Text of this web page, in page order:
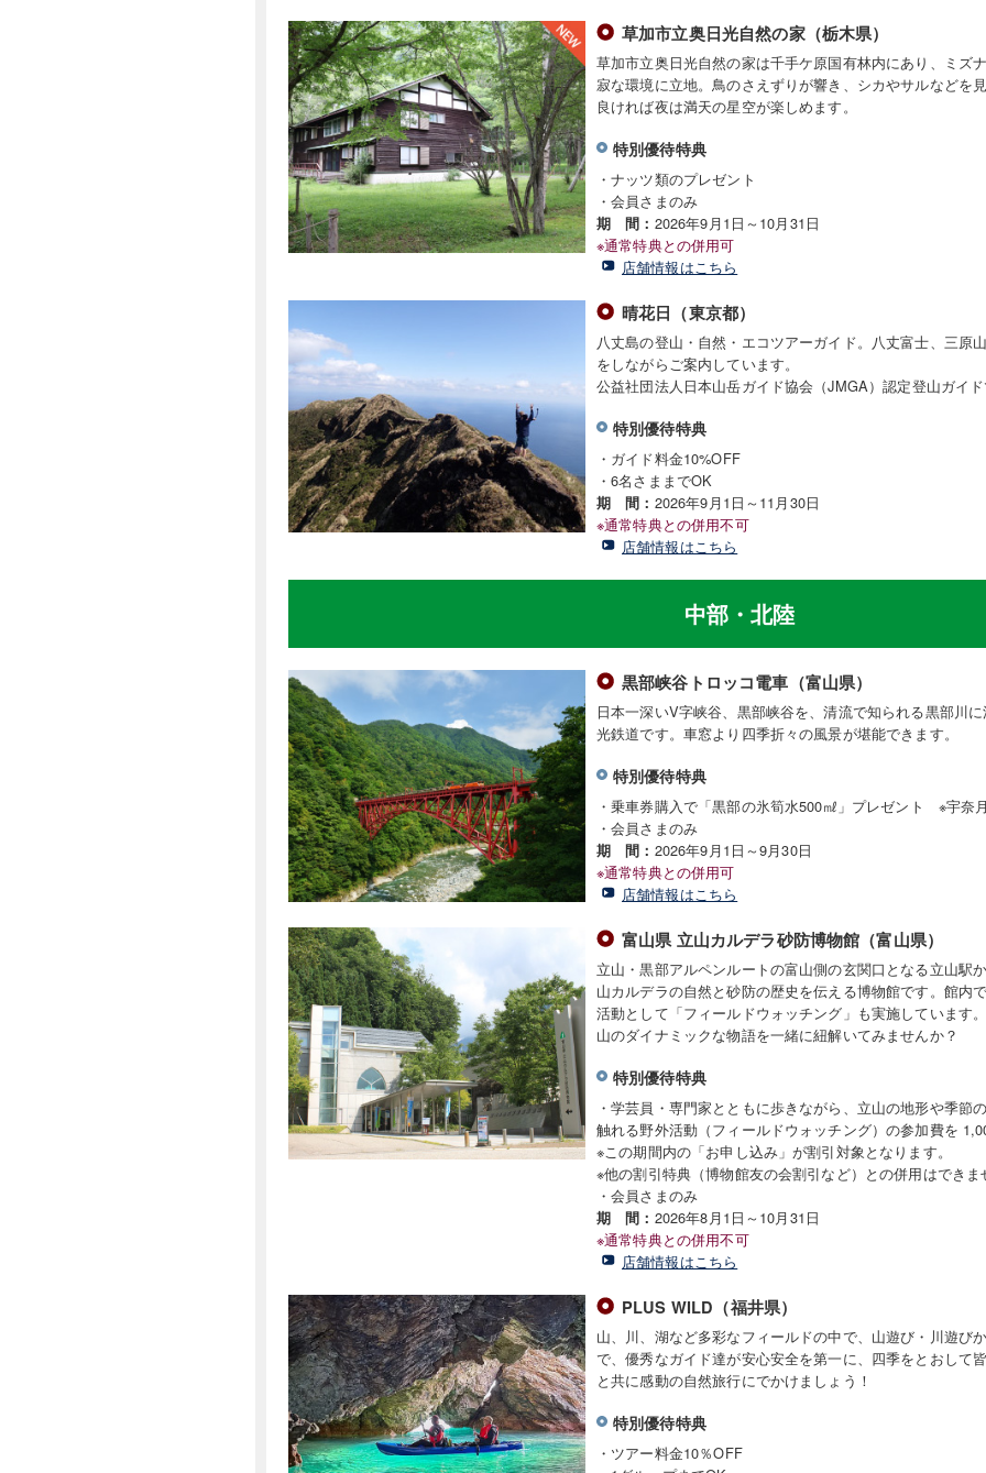
草加市立奥日光自然の家（栃木県）
草加市立奥日光自然の家は千手ケ原国有林内にあり、ミズ
寂な環境に立地。鳥のさえずりが響き、シカやサルなどを
良ければ夜は満天の星空が楽しめます。
特別優待特典
・ナッツ類のプレゼント
・会員さまのみ
期 間： 2026年9月1日～10月31日
※通常特典との併用可
店舗情報はこちら
晴花日（東京都）
八丈島の登山・自然・エコツアーガイド。八丈富士、三原
をしながらご案内しています。
公益社団法人日本山岳ガイド協会（JMGA）認定登山ガイ
特別優待特典
・ガイド料金10%OFF
・6名さままでOK
期 間： 2026年9月1日～11月30日
※通常特典との併用不可
店舗情報はこちら
中部・北陸
黒部峡谷トロッコ電車（富山県）
日本一深いV字峡谷、黒部峡谷を、清流で知られる黒部川
光鉄道です。車窓より四季折々の風景が堪能できます。
特別優待特典
・乗車券購入で「黒部の氷筍水500㎖」プレゼント ※宇奈
・会員さまのみ
期 間： 2026年9月1日～9月30日
※通常特典との併用可
店舗情報はこちら
富山県 立山カルデラ砂防博物館（富山県）
立山・黒部アルペンルートの富山側の玄関口となる立山駅
山カルデラの自然と砂防の歴史を伝える博物館です。館内
活動として「フィールドウォッチング」も実施しています
山のダイナミックな物語を一緒に紐解いてみませんか？
特別優待特典
・学芸員・専門家とともに歩きながら、立山の地形や季節
触れる野外活動（フィールドウォッチング）の参加費を
※この期間内の「お申し込み」が割引対象となります。
※他の割引特典（博物館友の会割引など）との併用はできま
・会員さまのみ
期 間： 2026年8月1日～10月31日
※通常特典との併用不可
店舗情報はこちら
PLUS WILD（福井県）
山、川、湖など多彩なフィールドの中で、山遊び・川遊び
で、優秀なガイド達が安心安全を第一に、四季をとおして
と共に感動の自然旅行にでかけましょう！
特別優待特典
・ツアー料金10％OFF